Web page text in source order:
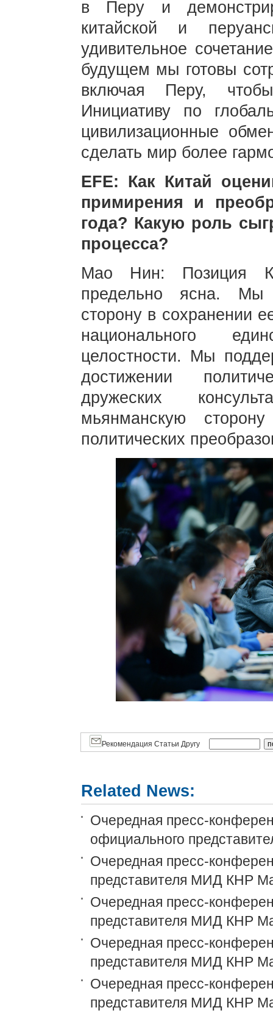
в Перу и
китайской и
удивительное
будущем мы готовы
включая Перу,
Инициативу по
цивилизационные
сделать мир более
EFE: Как Китай
примирения и
года? Какую роль
процесса?
Мао Нин: Позиция
предельно ясна. Мы
сторону в сохранении
национального
целостности. Мы
достижении
дружеских
мьянманскую
политических
Рекомендация Статьи Другу
Related News:
Очередная пресс-
официального
Очередная пресс-
представителя МИД КНР
Очередная пресс-
представителя МИД КНР
Очередная пресс-
представителя МИД КНР
Очередная пресс-
представителя МИД КНР